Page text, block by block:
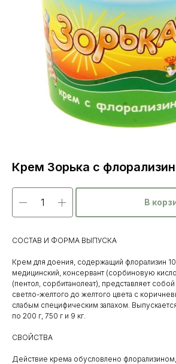
Крем Зорька с
В
СОСТАВ И ФОРМА ВЫПУСКА
Крем для доения, содержащий флорализин 10
медицинский, консервант (сорбиновую
(пентол, сорбитанолеат), представляет
светло-желтого до желтого цвета с
слабым специфическим запахом.
по 200 г, 750 г и 9 кг.
СВОЙСТВА
Действие крема обусловлено